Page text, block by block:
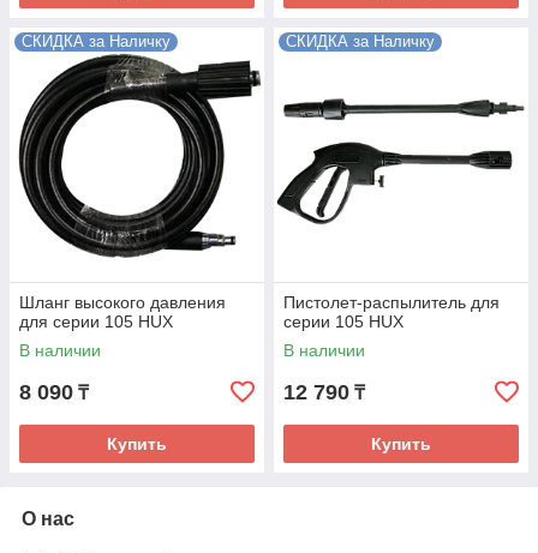
СКИДКА за Наличку
Шланг высокого давления
для серии 105 HUX
В наличии
8 090 ₸
Купить
СКИДКА за Наличку
Пистолет-распылитель для
серии 105 HUX
В наличии
12 790 ₸
Купить
О нас